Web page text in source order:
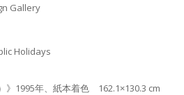
Gallery
Holidays
》1995年、紙本着色 162.1×130.3 cm